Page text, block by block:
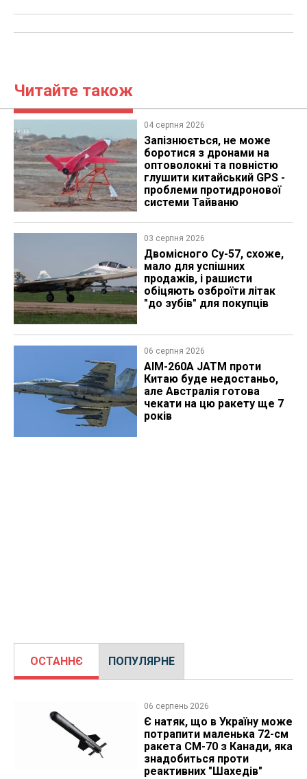
Читайте також
04 серпня 2026
Запізнюється, не може
боротися з дронами на
оптоволокні та повністю
глушити китайський GPS -
проблеми протидронової
системи Тайваню
03 серпня 2026
Двомісного Су-57, схоже,
мало для успішних
продажів, і рашисти
обіцяють озброїти літак
"до зубів" для покупців
06 серпня 2026
AIM-260A JATM проти
Китаю буде недостаньо,
але Австралія готова
чекати на цю ракету ще 7
років
ОСТАННЄ ПОПУЛЯРНЕ
06 серпень 2026
Є натяк, що в Україну може
потрапити маленька 72-см
ракета CM-70 з Канади, яка
знадобиться проти
реактивних "Шахедів"